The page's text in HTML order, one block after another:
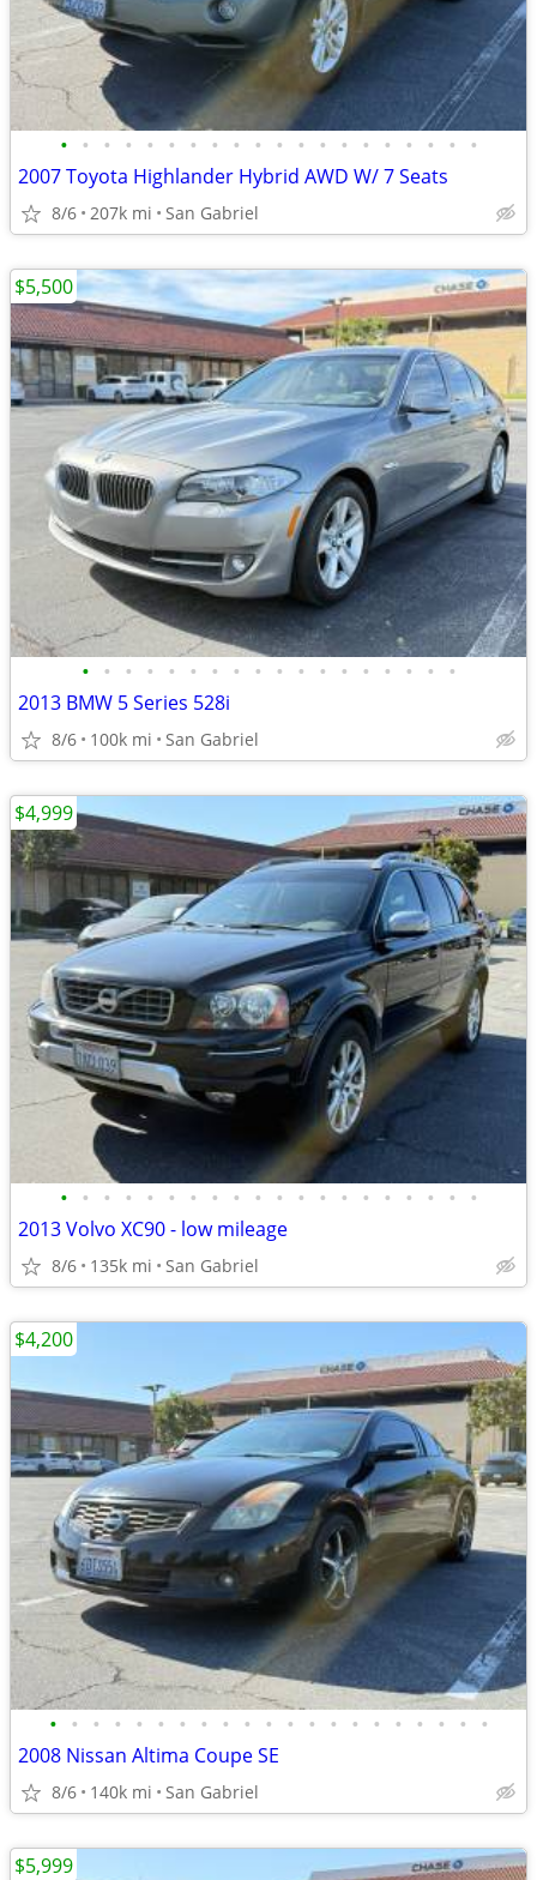
• • • • • • • • • • • • • • • • • • • •
2007 Toyota Highlander Hybrid AWD W/ 7 Seats
8/6 207k mi San Gabriel
• • • • • • • • • • • • • • • • • •
2013 BMW 5 Series 528i
8/6 100k mi San Gabriel
$5,500
• • • • • • • • • • • • • • • • • • • •
2013 Volvo XC90 - low mileage
8/6 135k mi San Gabriel
$4,999
• • • • • • • • • • • • • • • • • • • • •
2008 Nissan Altima Coupe SE
8/6 140k mi San Gabriel
$4,200
$5,999